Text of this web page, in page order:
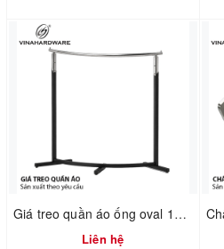
Giá treo quần áo ống oval 1900.1.13506
Liên hệ